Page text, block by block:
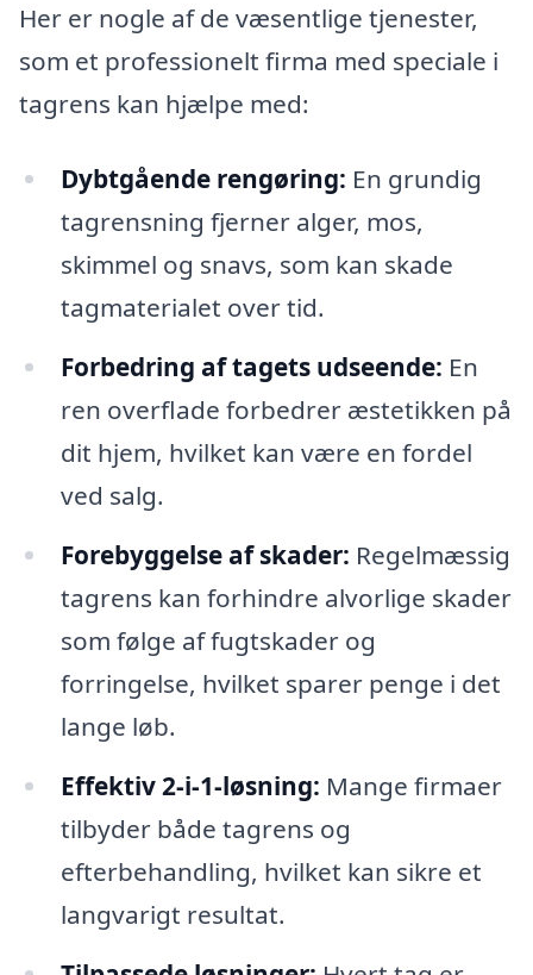
Her er nogle af de væsentlige tjenester,
som et professionelt firma med speciale i
tagrens kan hjælpe med:
Dybtgående rengøring: En grundig
tagrensning fjerner alger, mos,
skimmel og snavs, som kan skade
tagmaterialet over tid.
Forbedring af tagets udseende: En
ren overflade forbedrer æstetikken på
dit hjem, hvilket kan være en fordel
ved salg.
Forebyggelse af skader: Regelmæssig
tagrens kan forhindre alvorlige skader
som følge af fugtskader og
forringelse, hvilket sparer penge i det
lange løb.
Effektiv 2-i-1-løsning: Mange firmaer
tilbyder både tagrens og
efterbehandling, hvilket kan sikre et
langvarigt resultat.